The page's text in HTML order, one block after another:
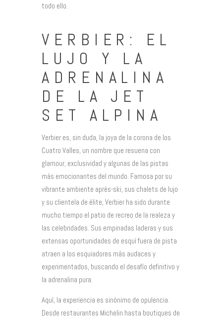
todo ello.
VERBIER: EL
LUJO Y LA
ADRENALINA
DE LA JET
SET ALPINA
Verbier es, sin duda, la joya de la corona de los
Cuatro Valles, un nombre que resuena con
glamour, exclusividad y algunas de las pistas
más emocionantes del mundo. Famosa por su
vibrante ambiente après-ski, sus chalets de lujo
y su clientela de élite, Verbier ha sido durante
mucho tiempo el patio de recreo de la realeza y
las celebridades. Sus empinadas laderas y sus
extensas oportunidades de esquí fuera de pista
atraen a los esquiadores más audaces y
experimentados, buscando el desafío definitivo y
la adrenalina pura.
Aquí, la experiencia es sinónimo de opulencia.
Desde restaurantes Michelin hasta boutiques de